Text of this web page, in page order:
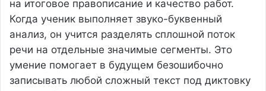
на итоговое правописание и качество работ.
Когда ученик выполняет звуко-буквенный
анализ, он учится разделять сплошной поток
речи на отдельные значимые сегменты. Это
умение помогает в будущем безошибочно
записывать любой сложный текст под диктовку